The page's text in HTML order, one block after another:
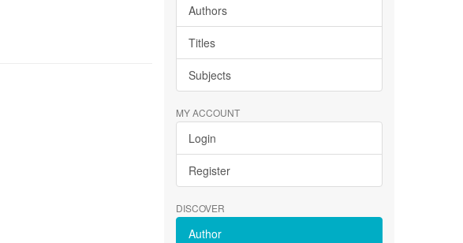
Authors
Titles
Subjects
MY ACCOUNT
Login
Register
DISCOVER
Author